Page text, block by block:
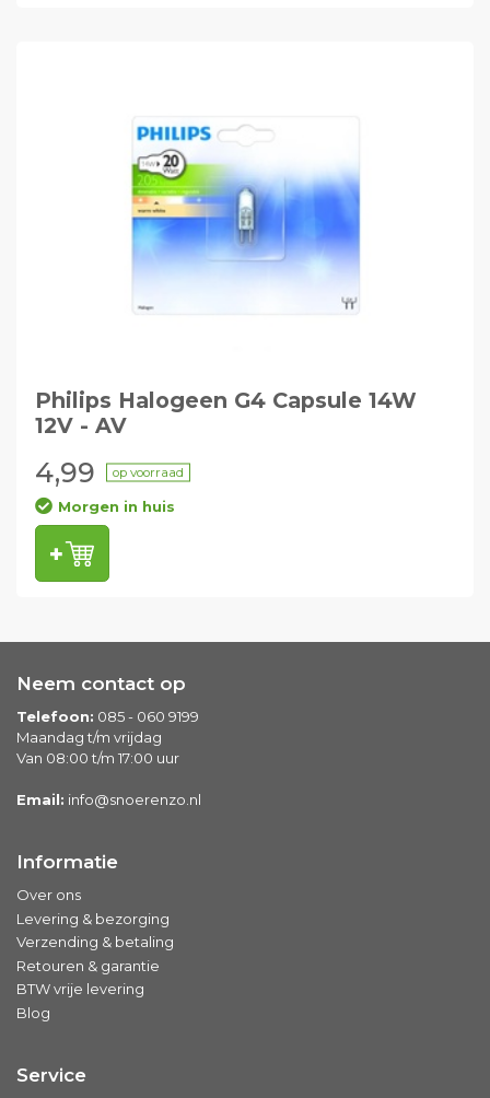
Philips Halogeen G4 Capsule 14W
12V - AV
4,99 op voorraad
Morgen in huis
Neem contact op
Telefoon: 085 - 060 9199
Maandag t/m vrijdag
Van 08:00 t/m 17:00 uur
Email: info@snoerenzo.nl
Informatie
Over ons
Levering & bezorging
Verzending & betaling
Retouren & garantie
BTW vrije levering
Blog
Service